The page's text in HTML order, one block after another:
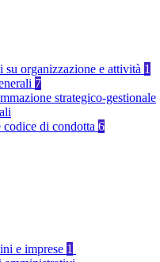
organizzazione e attività 1
7
strategico-gestionale
di condotta 6
e imprese 1